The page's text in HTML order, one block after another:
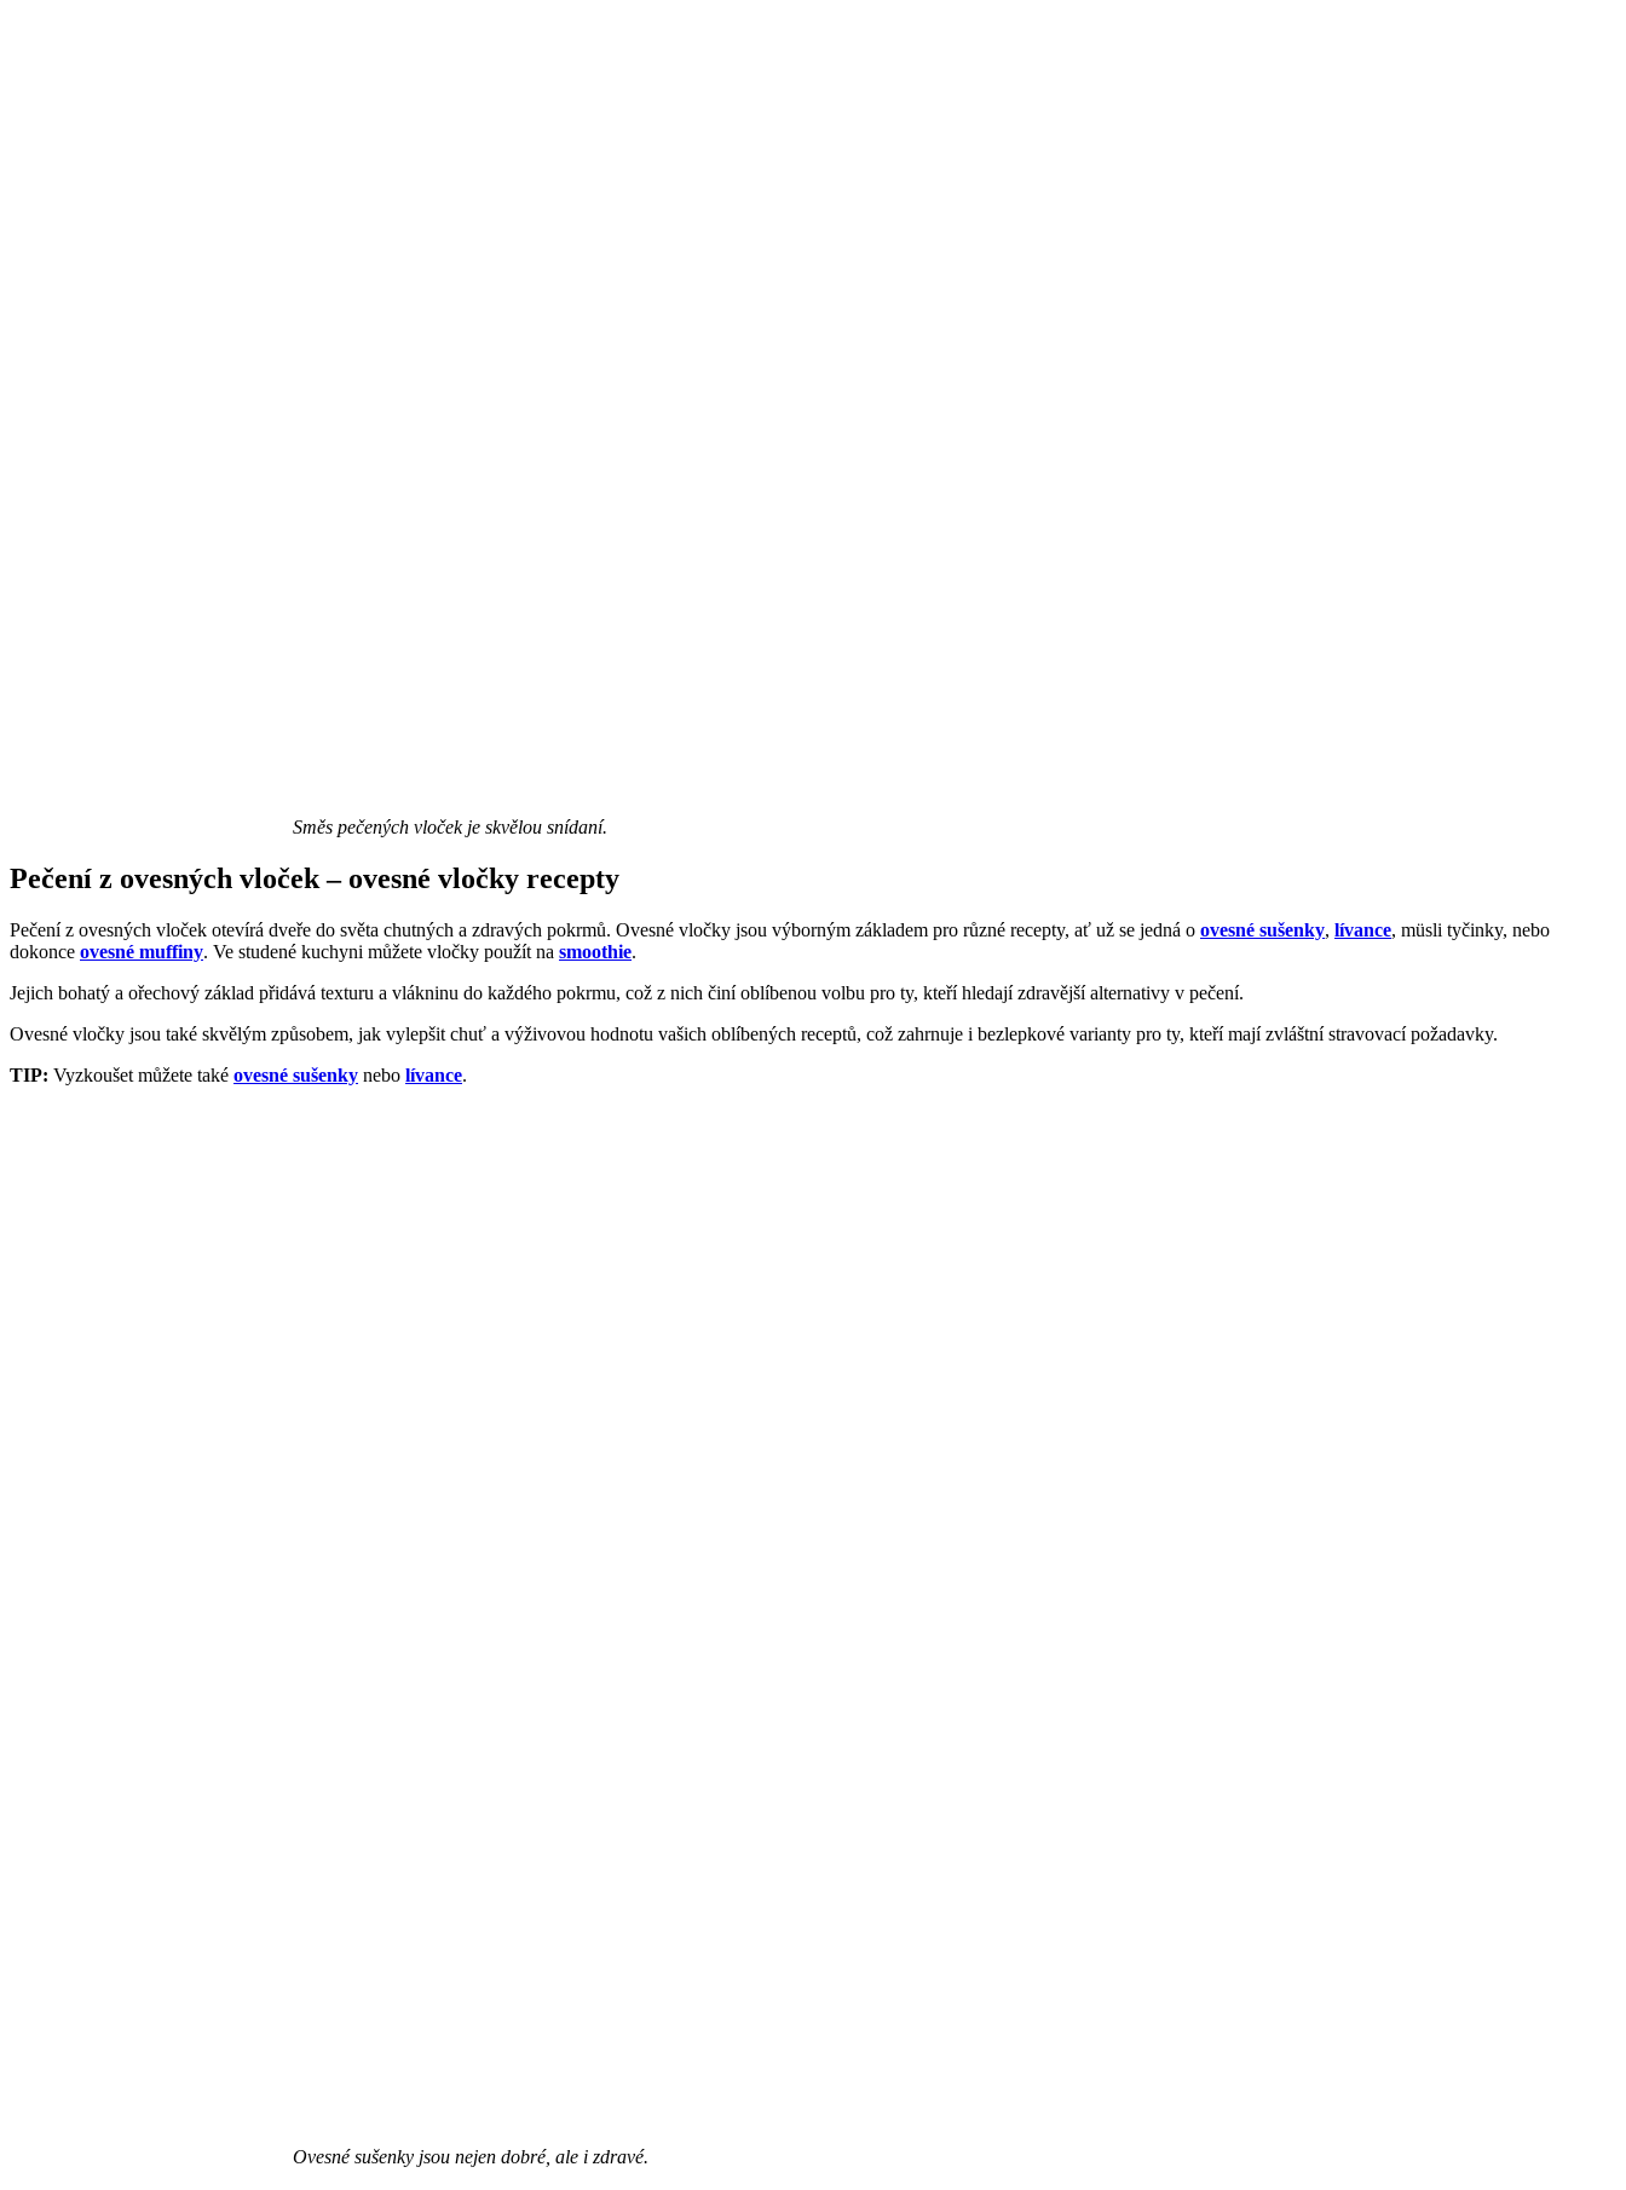
Směs pečených vloček je skvělou snídaní.
Pečení z ovesných vloček – ovesné vločky recepty
Pečení z ovesných vloček otevírá dveře do světa chutných a zdravých pokrmů. Ovesné vločky jsou výborným základem pro různé recepty, ať už se jedná o ovesné sušenky, lívance, müsli tyčinky, nebo
dokonce ovesné muffiny. Ve studené kuchyni můžete vločky použít na smoothie.
Jejich bohatý a ořechový základ přidává texturu a vlákninu do každého pokrmu, což z nich činí oblíbenou volbu pro ty, kteří hledají zdravější alternativy v pečení.
Ovesné vločky jsou také skvělým způsobem, jak vylepšit chuť a výživovou hodnotu vašich oblíbených receptů, což zahrnuje i bezlepkové varianty pro ty, kteří mají zvláštní stravovací požadavky.
TIP: Vyzkoušet můžete také ovesné sušenky nebo lívance.
Ovesné sušenky jsou nejen dobré, ale i zdravé.